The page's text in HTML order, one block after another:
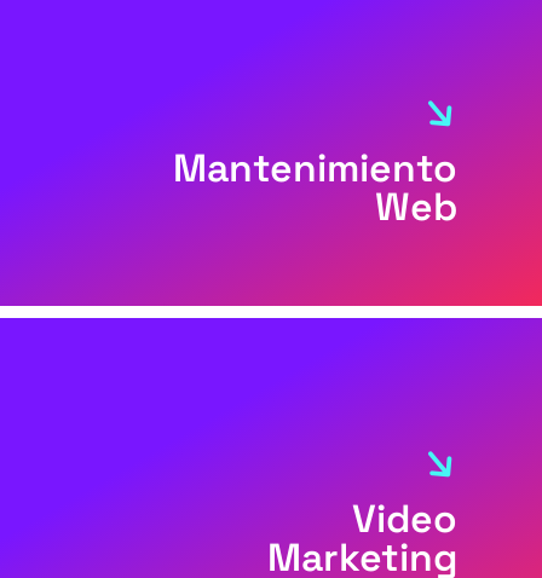
Mantenimiento
Web
Video
Marketing